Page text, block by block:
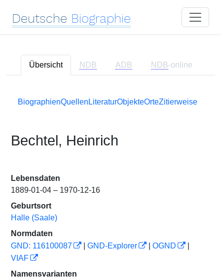
Deutsche Biographie
Übersicht NDB ADB NDB-online
BiographienQuellen LiteraturObjekteOrteZitierweise
Bechtel, Heinrich
Lebensdaten
1889-01-04 – 1970-12-16
Geburtsort
Halle (Saale)
Normdaten
GND: 116100087
GND-Explorer OGND
VIAF
Namensvarianten